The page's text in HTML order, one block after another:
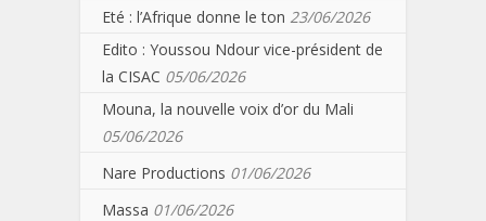
Eté : l’Afrique donne le ton 23/06/2026
Edito : Youssou Ndour vice-président de
la CISAC 05/06/2026
Mouna, la nouvelle voix d’or du Mali
05/06/2026
Nare Productions 01/06/2026
Massa 01/06/2026